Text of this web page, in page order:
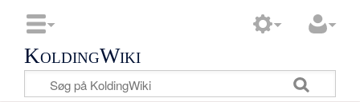
KoldingWiki